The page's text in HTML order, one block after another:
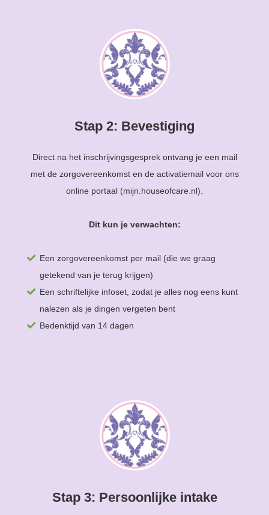
Stap 2: Bevestiging
Direct na het inschrijvingsgesprek ontvang je een mail
met de zorgovereenkomst en de activatiemail voor ons
online portaal (mijn.houseofcare.nl).
Dit kun je verwachten:
Een zorgovereenkomst per mail (die we graag
getekend van je terug krijgen)
Een schriftelijke infoset, zodat je alles nog eens kunt
nalezen als je dingen vergeten bent
Bedenktijd van 14 dagen
Stap 3: Persoonlijke intake